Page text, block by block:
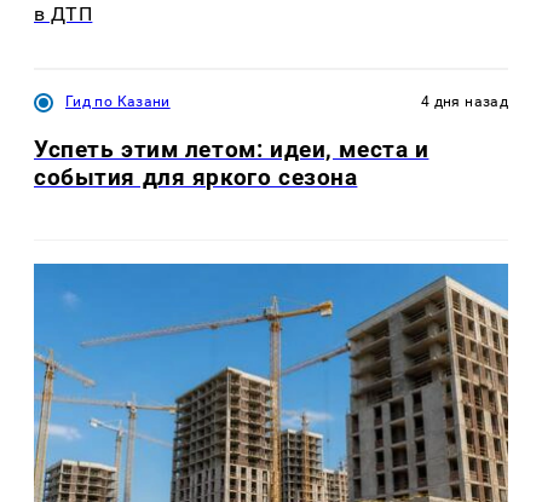
в ДТП
Гид по Казани 4 дня назад
Успеть этим летом: идеи, места и
события для яркого сезона